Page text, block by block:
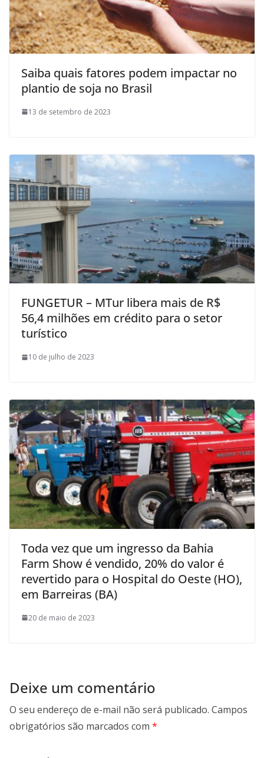
Saiba quais fatores podem impactar no
plantio de soja no Brasil
13 de setembro de 2023
FUNGETUR – MTur libera mais de R$
56,4 milhões em crédito para o setor
turístico
10 de julho de 2023
Toda vez que um ingresso da Bahia
Farm Show é vendido, 20% do valor é
revertido para o Hospital do Oeste (HO),
em Barreiras (BA)
20 de maio de 2023
Deixe um comentário
O seu endereço de e-mail não será publicado. Campos
obrigatórios são marcados com *